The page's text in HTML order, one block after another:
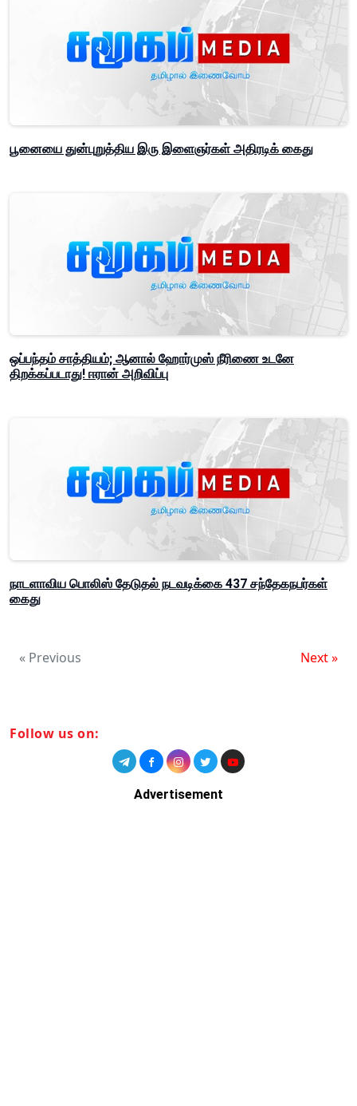
பூனையை துன்புறுத்திய இரு இளைஞர்கள் அதிரடிக் கைது
ஒப்பந்தம் சாத்தியம்; ஆனால் ஹோர்முஸ் நீரிணை உடனே
திறக்கப்படாது! ஈரான் அறிவிப்பு
நாடளாவிய பொலிஸ் தேடுதல் நடவடிக்கை 437 சந்தேகநபர்கள்
கைது
« Previous Next »
Follow us on:
Advertisement